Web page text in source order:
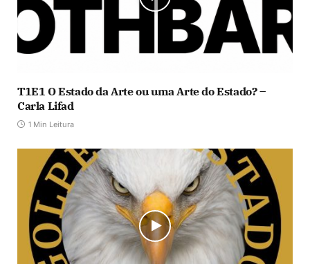
T1E1 O Estado da Arte ou uma Arte do Estado? –
Carla Lifad
1 Min Leitura